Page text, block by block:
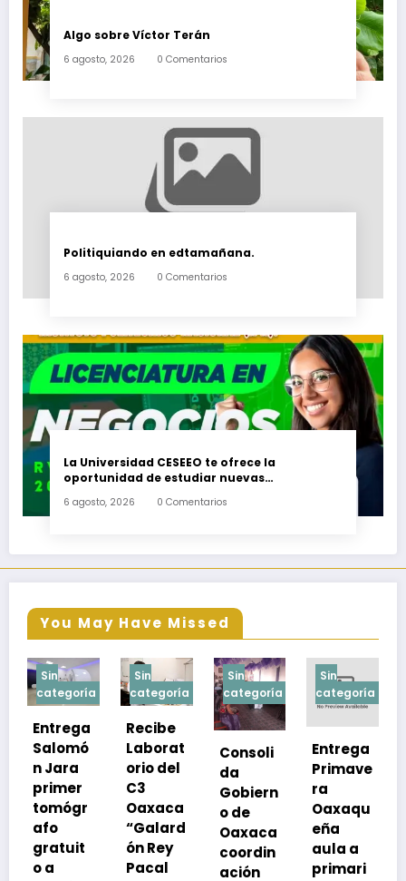
Algo sobre Víctor Terán
6 agosto, 2026 0 Comentarios
Politiquiando en edtamañana.
6 agosto, 2026 0 Comentarios
La Universidad CESEEO te ofrece la
oportunidad de estudiar nuevas
Escondido, Ixtepec y en la Matriz Juchitán.
6 agosto, 2026 0 Comentarios
You May Have Missed
Sin
categoría
Recibe
Laborat
orio del
C3
Oaxaca
“Galard
ón Rey
Pacal
Sin
categoría
Consoli
da
Gobiern
o de
Oaxaca
coordin
ación
Sin
categoría
Entrega
Primave
ra
Oaxaqu
eña
aula a
primari
Sin
categoría
Exhorta
SSO a
vacuna
rse de
neumoc
oco
para